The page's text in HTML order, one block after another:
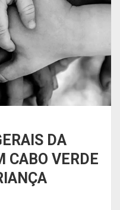
DA
CABO VERDE